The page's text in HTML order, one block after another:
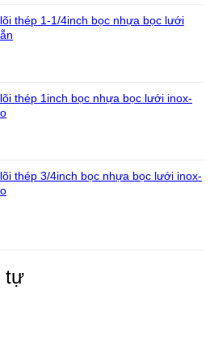
thép 1-1/4inch bọc nhựa bọc lưới
thép 1inch bọc nhựa bọc lưới inox-
thép 3/4inch bọc nhựa bọc lưới inox-
tự